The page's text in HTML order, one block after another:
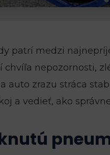
patrí medzi
chvíľa nepozornosti,
auto zrazu stráca
a vedieť, ako